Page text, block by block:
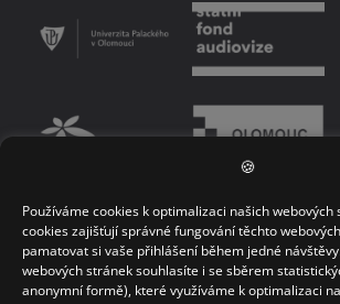
🍪
Používáme cookies k optimalizaci našich webových
cookies zajišťují správné fungování těchto
pamatovat si vaše přihlášení během jedné
webových stránek souhlasíte i se sběrem
anonymní formě), které využíváme k optimalizaci
PODMÍNKY UŽÍVÁNÍ PLATFORMY ZÁSADY OCHRANY
KONTAKT